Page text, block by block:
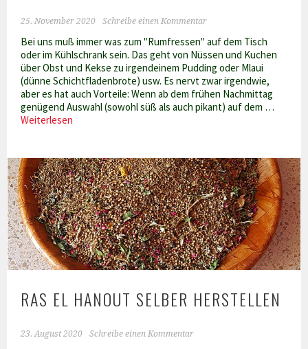
25. November 2020 Schreibe einen Kommentar
Bei uns muß immer was zum "Rumfressen" auf dem Tisch
oder im Kühlschrank sein. Das geht von Nüssen und Kuchen
über Obst und Kekse zu irgendeinem Pudding oder Mlaui
(dünne Schichtfladenbrote) usw. Es nervt zwar irgendwie,
aber es hat auch Vorteile: Wenn ab dem frühen Nachmittag
genügend Auswahl (sowohl süß als auch pikant) auf dem …
Weiterlesen
RAS EL HANOUT SELBER HERSTELLEN
23. August 2020 Schreibe einen Kommentar